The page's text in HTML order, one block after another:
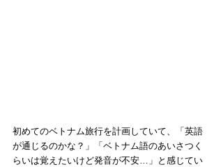
初めてのベトナム旅行を計画していて、「英語
が通じるのかな？」「ベトナム語のあいさつく
らいは覚えたいけど発音が不安…」と感じてい